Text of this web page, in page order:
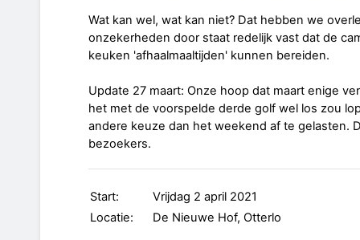
Wat kan wel, wat kan niet? Dat hebben we
onzekerheden door staat redelijk vast dat de
keuken 'afhaalmaaltijden' kunnen bereiden.
Update 27 maart: Onze hoop dat maart enige
het met de voorspelde derde golf wel los zou
andere keuze dan het weekend af te gelasten.
bezoekers.
Start:
Vrijdag 2 april 2021
Locatie:
De Nieuwe Hof, Otterlo